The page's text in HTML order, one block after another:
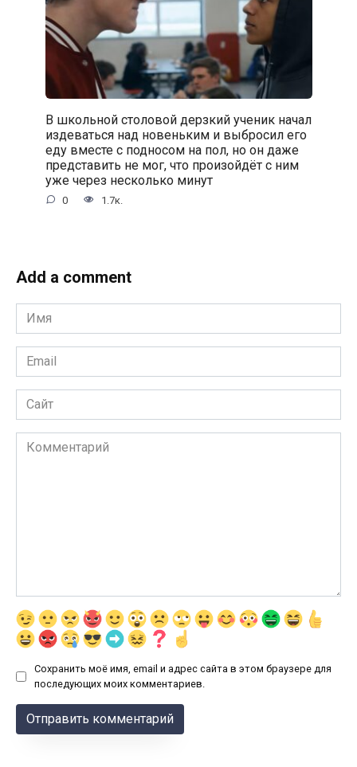
В школьной столовой дерзкий ученик начал
издеваться над новеньким и выбросил его
еду вместе с подносом на пол, но он даже
представить не мог, что произойдёт с ним
уже через несколько минут
0 1.7к.
Add a comment
Имя
*
Email
*
Сайт
Комментарий
Сохранить моё имя, email и адрес сайта в этом браузере для
последующих моих комментариев.